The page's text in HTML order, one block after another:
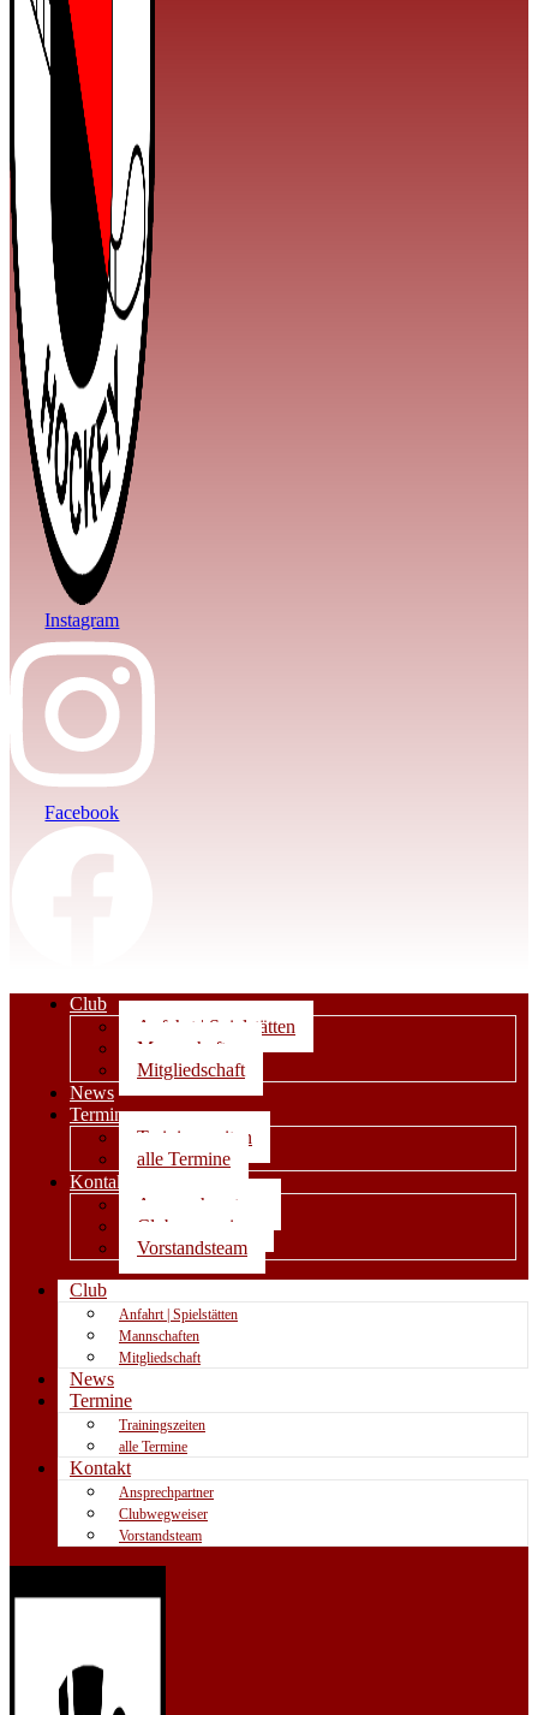
Instagram
Facebook
Club
Anfahrt | Spielstätten
Mannschaften
Mitgliedschaft
News
Termine
Trainingszeiten
alle Termine
Kontakt
Ansprechpartner
Clubwegweiser
Vorstandsteam
Club
Anfahrt | Spielstätten
Mannschaften
Mitgliedschaft
News
Termine
Trainingszeiten
alle Termine
Kontakt
Ansprechpartner
Clubwegweiser
Vorstandsteam